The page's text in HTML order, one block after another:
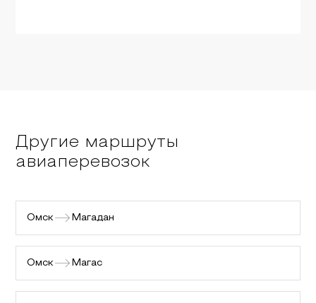
Другие маршруты
авиаперевозок
Омск Магадан
Омск Магас